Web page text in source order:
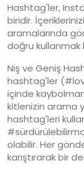
Hashtag'ler,
biridir.
aramalarında
doğru kullanmak
Niş ve Geniş
hashtag'ler
içinde
kitlenizin arama
hashtag'leri
olabilir. Her
karıştırarak bir